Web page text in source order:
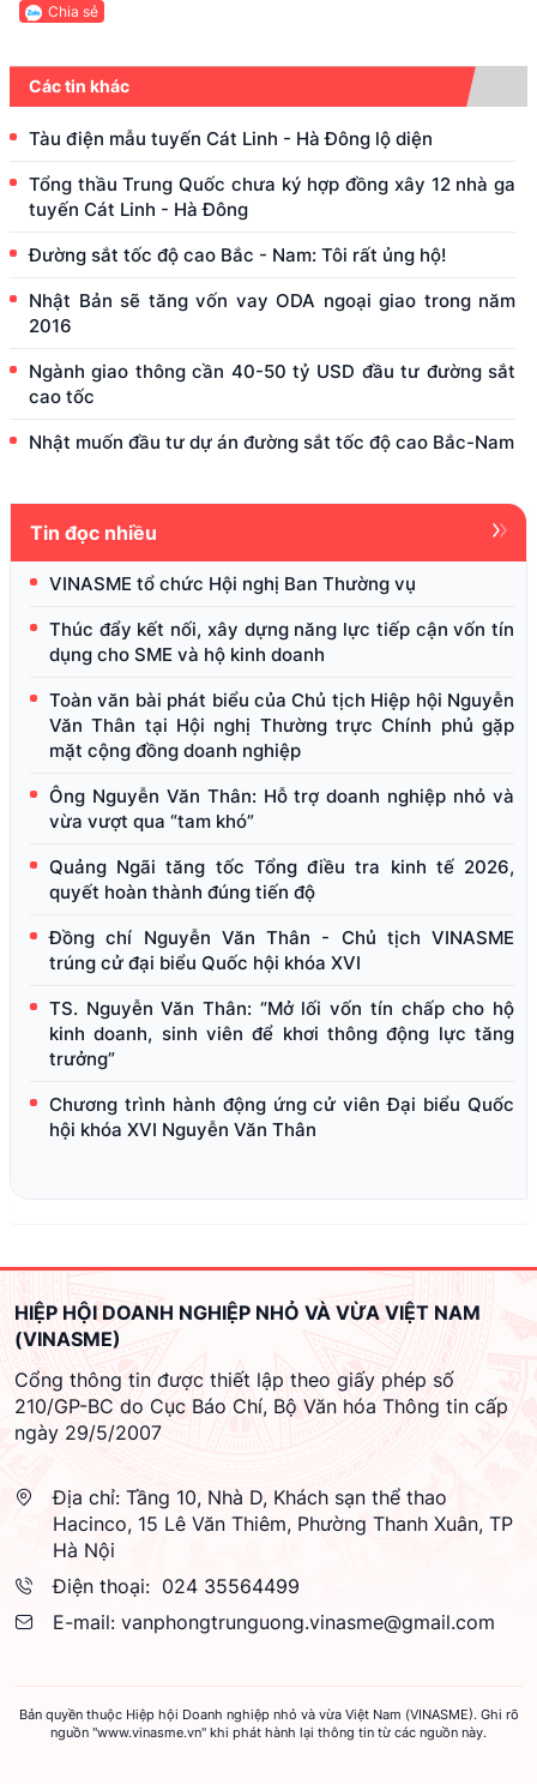
Chia sẻ
Các tin khác
Tàu điện mẫu tuyến Cát Linh - Hà Đông lộ diện
Tổng thầu Trung Quốc chưa ký hợp đồng xây 12 nhà ga
tuyến Cát Linh - Hà Đông
Đường sắt tốc độ cao Bắc - Nam: Tôi rất ủng hộ!
Nhật Bản sẽ tăng vốn vay ODA ngoại giao trong năm
2016
Ngành giao thông cần 40-50 tỷ USD đầu tư đường sắt
cao tốc
Nhật muốn đầu tư dự án đường sắt tốc độ cao Bắc-Nam
Tin đọc nhiều
VINASME tổ chức Hội nghị Ban Thường vụ
Thúc đẩy kết nối, xây dựng năng lực tiếp cận vốn tín
dụng cho SME và hộ kinh doanh
Toàn văn bài phát biểu của Chủ tịch Hiệp hội Nguyễn
Văn Thân tại Hội nghị Thường trực Chính phủ gặp
mặt cộng đồng doanh nghiệp
Ông Nguyễn Văn Thân: Hỗ trợ doanh nghiệp nhỏ và
vừa vượt qua “tam khó”
Quảng Ngãi tăng tốc Tổng điều tra kinh tế 2026,
quyết hoàn thành đúng tiến độ
Đồng chí Nguyễn Văn Thân - Chủ tịch VINASME
trúng cử đại biểu Quốc hội khóa XVI
TS. Nguyễn Văn Thân: “Mở lối vốn tín chấp cho hộ
kinh doanh, sinh viên để khơi thông động lực tăng
trưởng”
Chương trình hành động ứng cử viên Đại biểu Quốc
hội khóa XVI Nguyễn Văn Thân
HIỆP HỘI DOANH NGHIỆP NHỎ VÀ VỪA VIỆT NAM
(VINASME)
Cổng thông tin được thiết lập theo giấy phép số
210/GP-BC do Cục Báo Chí, Bộ Văn hóa Thông tin cấp
ngày 29/5/2007
Địa chỉ: Tầng 10, Nhà D, Khách sạn thể thao
Hacinco, 15 Lê Văn Thiêm, Phường Thanh Xuân, TP
Hà Nội
Điện thoại: 024 35564499
E-mail: vanphongtrunguong.vinasme@gmail.com
Bản quyền thuộc Hiệp hội Doanh nghiệp nhỏ và vừa Việt Nam (VINASME). Ghi rõ
nguồn "www.vinasme.vn" khi phát hành lại thông tin từ các nguồn này.